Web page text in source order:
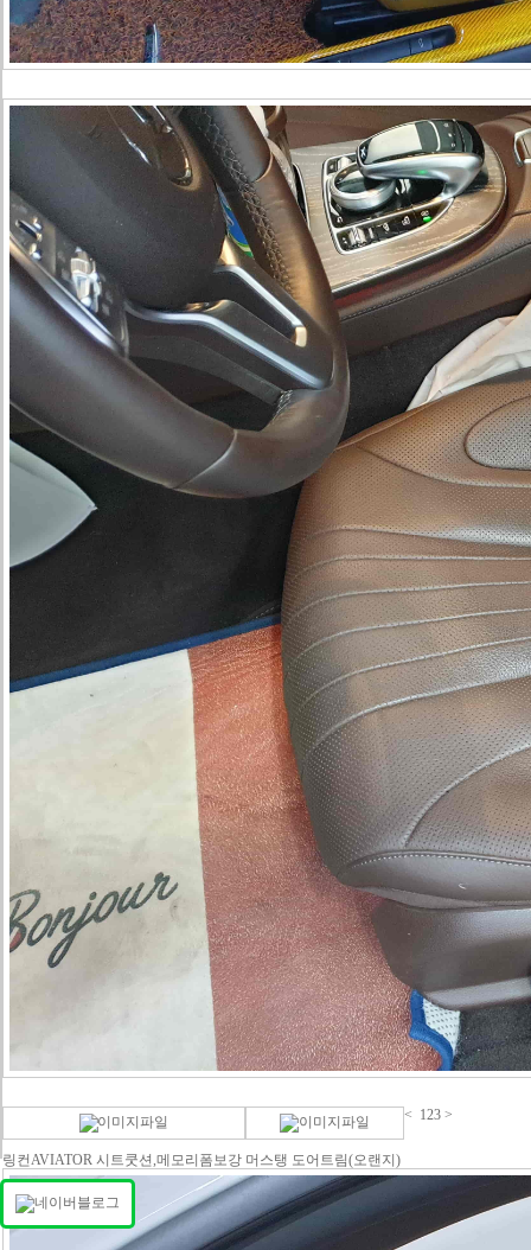
링컨AVIATOR 시트쿳션,메모리폼보강 머스탱 도어트림(오랜지)
< 123 >